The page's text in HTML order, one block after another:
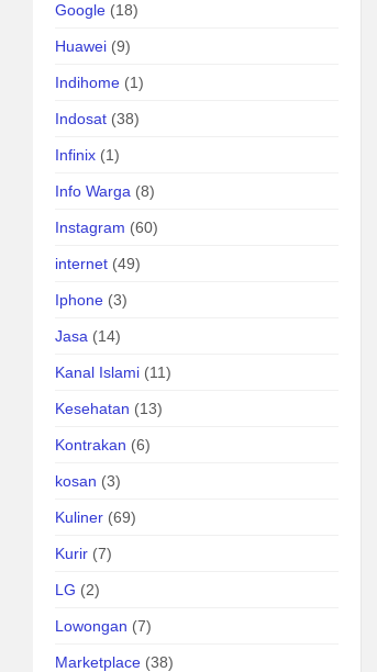
Google (18)
Huawei (9)
Indihome (1)
Indosat (38)
Infinix (1)
Info Warga (8)
Instagram (60)
internet (49)
Iphone (3)
Jasa (14)
Kanal Islami (11)
Kesehatan (13)
Kontrakan (6)
kosan (3)
Kuliner (69)
Kurir (7)
LG (2)
Lowongan (7)
Marketplace (38)